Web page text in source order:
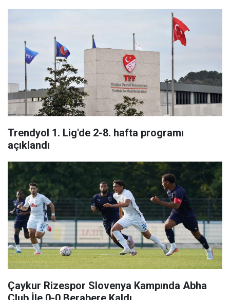
Trendyol 1. Lig'de 2-8. hafta programı
açıklandı
Çaykur Rizespor Slovenya Kampında Abha